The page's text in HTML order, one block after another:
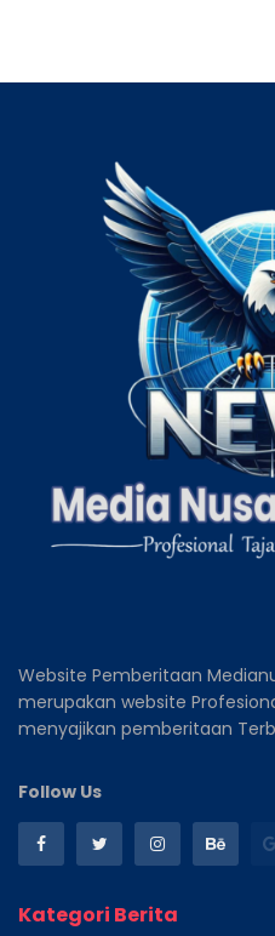
Website Pemberitaan
merupakan website
menyajikan pemberitaan
Follow Us
Kategori Berita